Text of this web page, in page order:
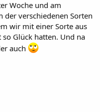
Woche und am
der verschiedenen Sorten
wir mit einer Sorte aus
so Glück hatten. Und na
auch